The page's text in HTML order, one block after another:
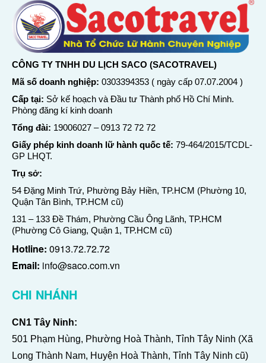
CÔNG TY TNHH DU LỊCH SACO (SACOTRAVEL)
Mã số doanh nghiệp: 0303394353 ( ngày cấp 07.07.2004 )
Cấp tại: Sở kế hoạch và Đầu tư Thành phố Hồ Chí Minh.
Phòng đăng kí kinh doanh
Tổng đài: 19006027 –0913 72 72 72
Giấy phép kinh doanh lữ hành quốc tế: 79-464/2015/TCDL-
GP LHQT.
Trụ sở:
54 Đặng Minh Trứ, Phường Bảy Hiền, TP.HCM (Phường 10,
Quận Tân Bình, TP.HCM cũ)
131 – 133 Đề Thám, Phường Cầu Ông Lãnh, TP.HCM
(Phường Cô Giang, Quận 1, TP.HCM cũ)
Hotline: 0913.72.72.72
Email: info@saco.com.vn
CHI NHÁNH
CN1 Tây Ninh:
501 Phạm Hùng, Phường Hoà Thành, Tỉnh Tây Ninh (Xã
Long Thành Nam, Huyện Hoà Thành, Tỉnh Tây Ninh cũ)